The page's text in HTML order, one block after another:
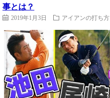
事とは？
2019年1月3日 アイアンの打ち方